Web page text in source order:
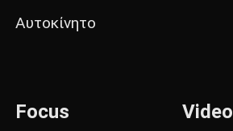
Αυτοκίνητο
Focus Video